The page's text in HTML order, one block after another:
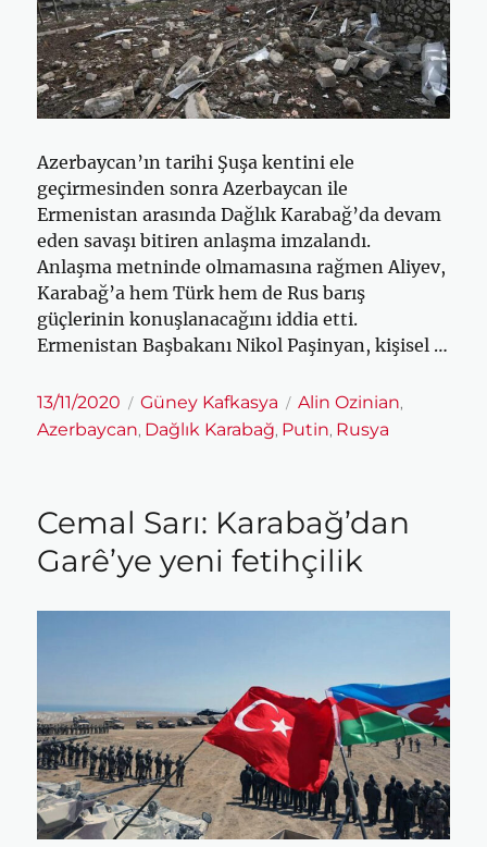
Azerbaycan’ın tarihi Şuşa kentini ele
geçirmesinden sonra Azerbaycan ile
Ermenistan arasında Dağlık Karabağ’da devam
eden savaşı bitiren anlaşma imzalandı.
Anlaşma metninde olmamasına rağmen Aliyev,
Karabağ’a hem Türk hem de Rus barış
güçlerinin konuşlanacağını iddia etti.
Ermenistan Başbakanı Nikol Paşinyan, kişisel …
Yayın
tarihi
13/11/2020 Kategoriler
Güney Kafkasya Etiketler
Alin Ozinian,
Azerbaycan, Dağlık Karabağ, Putin, Rusya
Cemal Sarı: Karabağ’dan
Garê’ye yeni fetihçilik